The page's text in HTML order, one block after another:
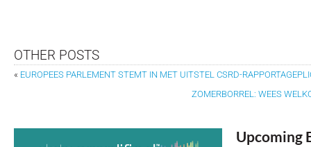
OTHER POSTS
« EUROPEES PARLEMENT STEMT IN MET UITSTEL CSRD-
ZOMERBORREL: WEES
Upcoming